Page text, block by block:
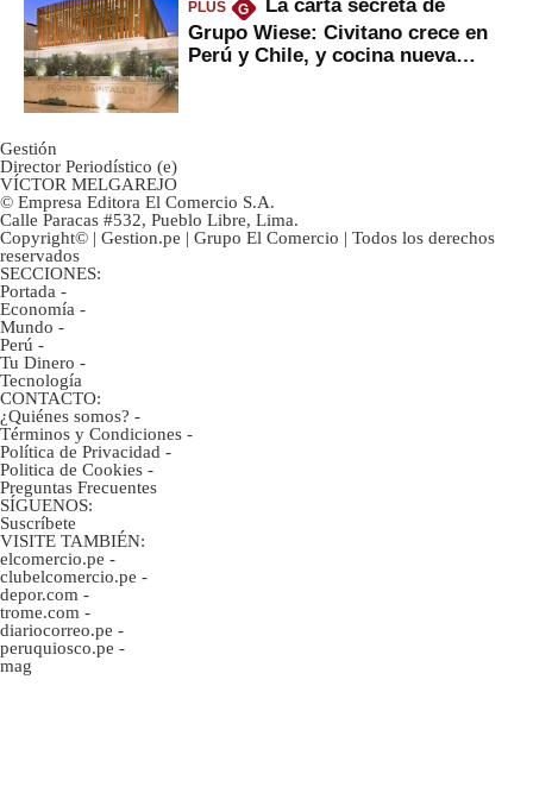
PLUS G
La carta secreta de
Grupo Wiese: Civitano crece en
Perú y Chile, y cocina nueva
Gestión
Director Periodístico (e)
VÍCTOR MELGAREJO
© Empresa Editora El Comercio S.A.
Calle Paracas #532, Pueblo Libre, Lima.
Copyright© | Gestion.pe | Grupo El Comercio | Todos los derechos
reservados
SECCIONES:
Portada -
Economía -
Mundo -
Perú -
Tu Dinero -
Tecnología
CONTACTO:
¿Quiénes somos? -
Términos y Condiciones -
Política de Privacidad -
Politica de Cookies -
Preguntas Frecuentes
SÍGUENOS:
Suscríbete
VISITE TAMBIÉN:
elcomercio.pe -
clubelcomercio.pe -
depor.com -
trome.com -
diariocorreo.pe -
peruquiosco.pe -
mag